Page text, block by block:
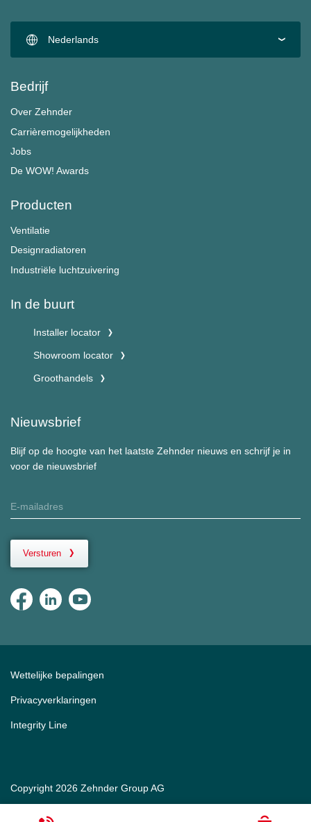
Nederlands
Bedrijf
Over Zehnder
Carrièremogelijkheden
Jobs
De WOW! Awards
Producten
Ventilatie
Designradiatoren
Industriële luchtzuivering
In de buurt
Installer locator
Showroom locator
Groothandels
Nieuwsbrief
Blijf op de hoogte van het laatste Zehnder nieuws en schrijf je in
voor de nieuwsbrief
Versturen
Copyright 2026 Zehnder Group AG
Wettelijke bepalingen
Privacyverklaringen
Integrity Line